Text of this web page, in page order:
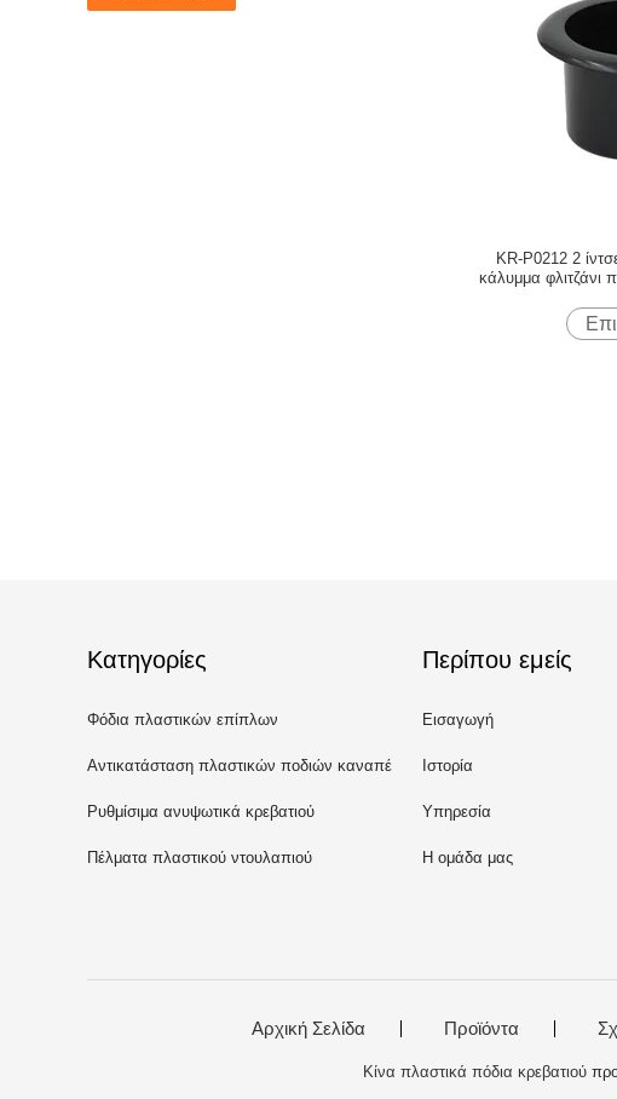
KR-P0212 2
κάλυμμα φλιτζάνι
Κατηγορίες
Φόδια πλαστικών επίπλων
Αντικατάσταση πλαστικών ποδιών καναπέ
Ρυθμίσιμα ανυψωτικά κρεβατιού
Πέλματα πλαστικού ντουλαπιού
Περίπου εμείς
Εισαγωγή
Ιστορία
Υπηρεσία
Η ομάδα μας
Αρχική Σελίδα Προϊόντα
Κίνα πλαστικά πόδια κρεβατιού